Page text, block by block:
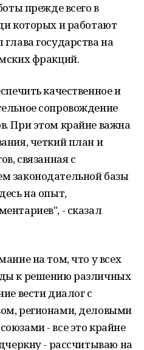
прежде всего в
которых и работают
государства на
фракций.
качественное и
сопровождение
При этом крайне важна
четкий план и
связанная с
законодательной базы
на опыт,
- сказал
на том, что у всех
к решению различных
вести диалог с
регионами, деловыми
- все это крайне
- рассчитываю на